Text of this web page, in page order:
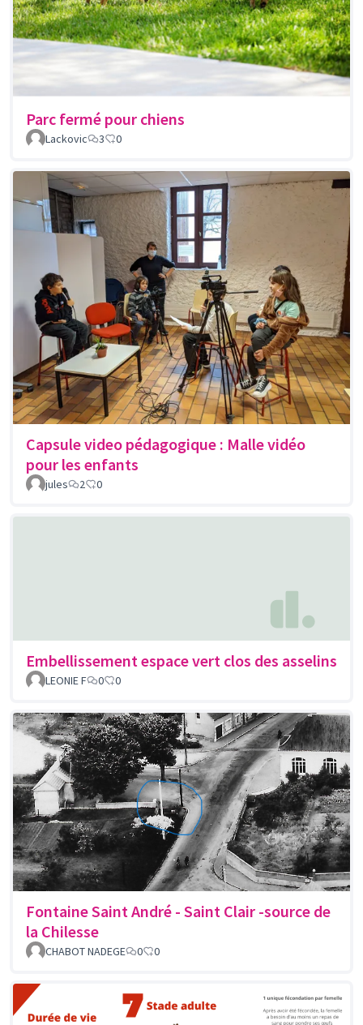
Parc fermé pour chiens
Lackovic 3 0
Capsule video pédagogique : Malle vidéo
pour les enfants
jules 2 0
Embellissement espace vert clos des asselins
LEONIE F 0 0
Fontaine Saint André - Saint Clair -source de
la Chilesse
CHABOT NADEGE 0 0